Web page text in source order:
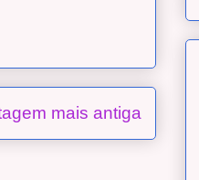
mais antiga